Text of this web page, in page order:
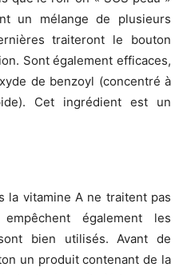
un mélange de plusieurs
traiteront le bouton
Sont également efficaces,
de benzoyl (concentré à
Cet ingrédient est un
la vitamine A ne traitent pas
également les
bien utilisés. Avant de
un produit contenant de la